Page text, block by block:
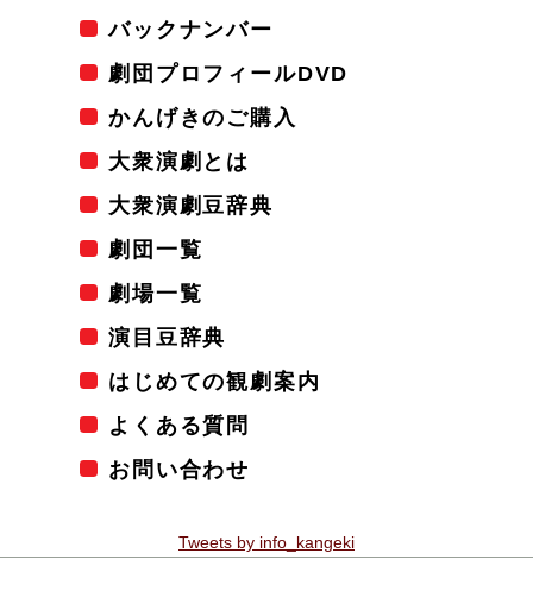
バックナンバー
劇団プロフィールDVD
かんげきのご購入
大衆演劇とは
大衆演劇豆辞典
劇団一覧
劇場一覧
演目豆辞典
はじめての観劇案内
よくある質問
お問い合わせ
Tweets by info_kangeki